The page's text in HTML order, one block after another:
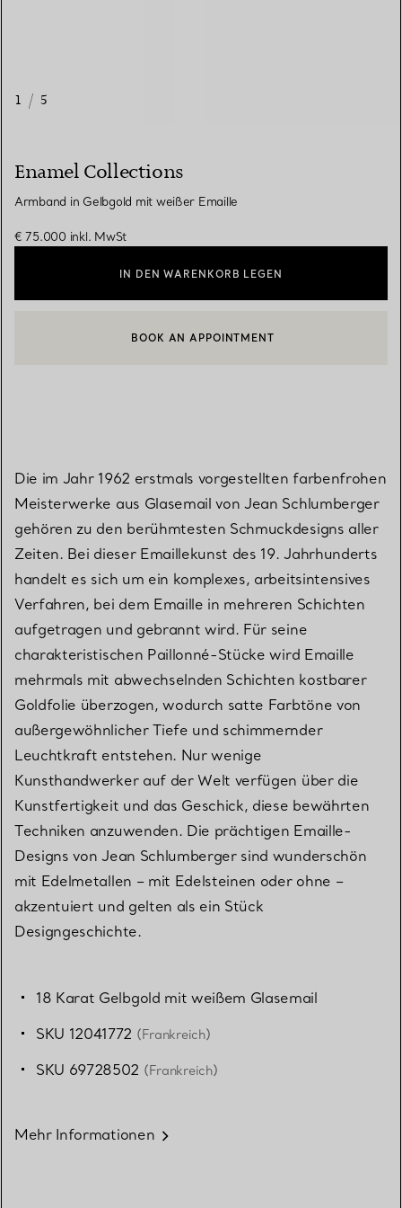
1 / 5
Enamel Collections
Armband in Gelbgold mit weißer Emaille
€ 75.000 inkl. MwSt
IN DEN WARENKORB LEGEN
EINEN KUNDENBERATER KONTAKTIEREN ODER EINEN
BOOK AN APPOINTMENT
Die im Jahr 1962 erstmals vorgestellten farbenfrohen
Meisterwerke aus Glasemail von Jean Schlumberger
gehören zu den berühmtesten Schmuckdesigns aller
Zeiten. Bei dieser Emaillekunst des 19. Jahrhunderts
handelt es sich um ein komplexes, arbeitsintensives
Verfahren, bei dem Emaille in mehreren Schichten
aufgetragen und gebrannt wird. Für seine
charakteristischen Paillonné-Stücke wird Emaille
mehrmals mit abwechselnden Schichten kostbarer
Goldfolie überzogen, wodurch satte Farbtöne von
außergewöhnlicher Tiefe und schimmernder
Leuchtkraft entstehen. Nur wenige
Kunsthandwerker auf der Welt verfügen über die
Kunstfertigkeit und das Geschick, diese bewährten
Techniken anzuwenden. Die prächtigen Emaille-
Designs von Jean Schlumberger sind wunderschön
mit Edelmetallen – mit Edelsteinen oder ohne –
akzentuiert und gelten als ein Stück
Designgeschichte.
18 Karat Gelbgold mit weißem Glasemail
SKU 12041772 (Frankreich)
SKU 69728502 (Frankreich)
Mehr Informationen